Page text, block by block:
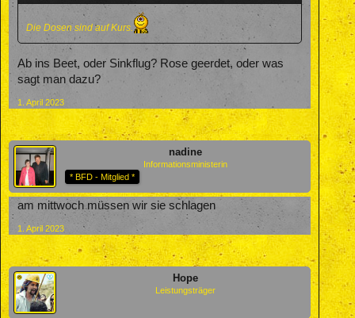
Die Dosen sind auf Kurs.
Ab ins Beet, oder Sinkflug? Rose geerdet, oder was
sagt man dazu?
1. April 2023
nadine
Informationsministerin
* BFD - Mitglied *
am mittwoch müssen wir sie schlagen
1. April 2023
Hope
Leistungsträger